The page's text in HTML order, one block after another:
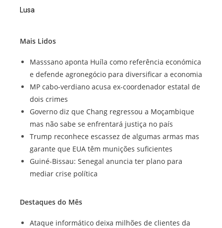
Lusa
Mais Lidos
Masssano aponta Huíla como referência económica
e defende agronegócio para diversificar a economia
MP cabo-verdiano acusa ex-coordenador estatal de
dois crimes
Governo diz que Chang regressou a Moçambique
mas não sabe se enfrentará justiça no país
Trump reconhece escassez de algumas armas mas
garante que EUA têm munições suficientes
Guiné-Bissau: Senegal anuncia ter plano para
mediar crise política
Destaques do Mês
Ataque informático deixa milhões de clientes da